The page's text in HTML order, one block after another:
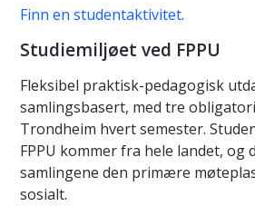
Finn en studentaktivitet.
Studiemiljøet ved FPPU
Fleksibel praktisk-pedagogisk
samlingsbasert, med tre
Trondheim hvert semester.
FPPU kommer fra hele landet, og
samlingene den primære
sosialt.